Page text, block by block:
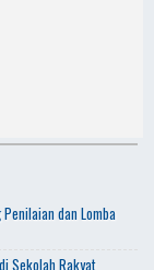
dan Lomba
Sekolah Rakyat